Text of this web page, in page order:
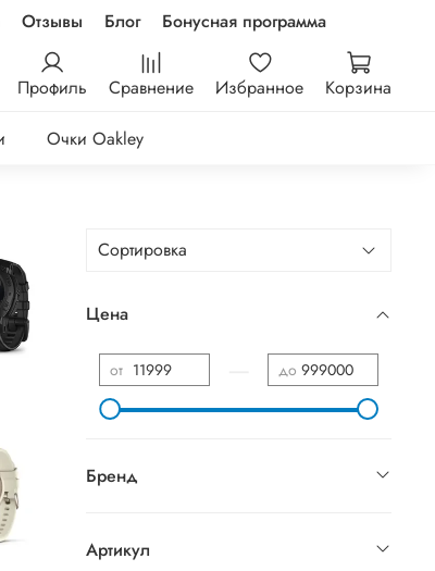
Отзывы Блог Бонусная программа
Профиль Сравнение Избранное Корзина
Очки Oakley
Цена
от до
Бренд
Артикул